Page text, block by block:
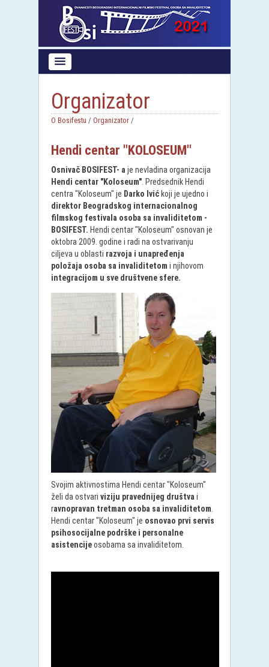
Organizator
O Bosifestu / Organizator /
Hendi centar "KOLOSEUM"
Osnivač BOSIFEST- a je nevladina organizacija
Hendi centar "Koloseum" . Predsednik Hendi
centra "Koloseum" je Darko Ivić koji je ujedno i
direktor Beogradskog internacionalnog
filmskog festivala osoba sa invaliditetom -
BOSIFEST. Hendi centar "Koloseum" osnovan je
oktobra 2009. godine i radi na ostvarivanju
ciljeva u oblasti razvoja i unapređenja
položaja osoba sa invaliditetom i njihovom
integracijom u sve društvene sfere.
Svojim aktivnostima Hendi centar "Koloseum"
želi da ostvari viziju pravednijeg društva i
ravnopravan tretman osoba sa invaliditetom
Hendi centar "Koloseum" je osnovao prvi servis
psihosocijalne podrške i personalne
asistencijeosobama sa invaliditetom.